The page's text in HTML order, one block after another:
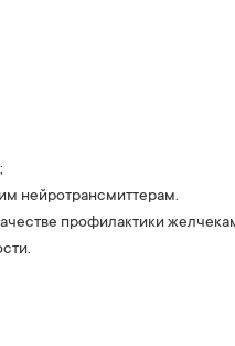
нейротрансмиттерам.
профилактики